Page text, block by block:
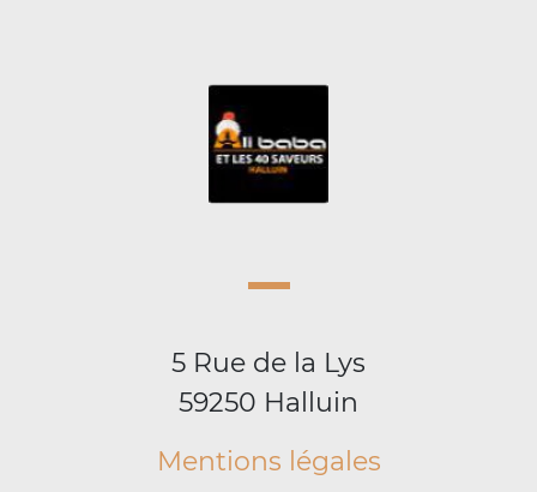
5 Rue de la Lys
59250 Halluin
Mentions légales